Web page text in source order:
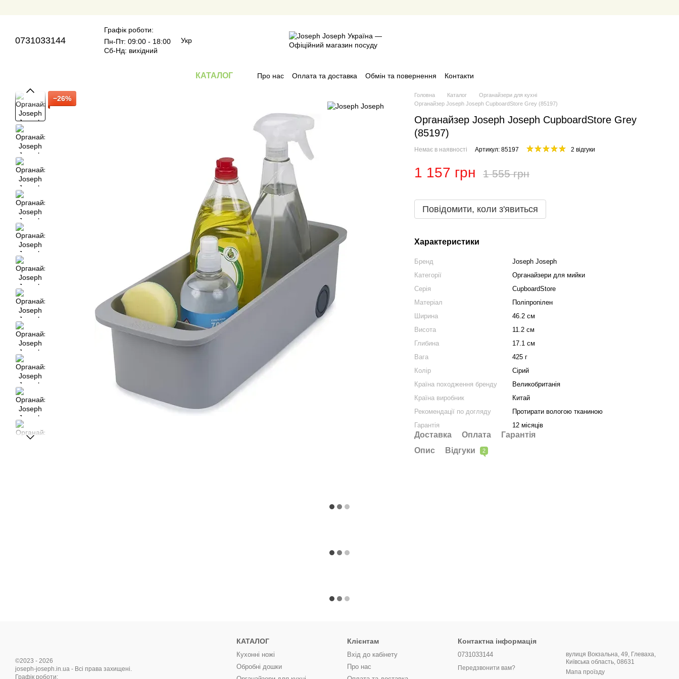
0731033144
Графік роботи:
Пн-Пт: 09:00 - 18:00
Сб-Нд: вихідний
Укр
КАТАЛОГ Про нас Оплата та доставка Обмін та повернення Контакти
−26% Головна Каталог
Органайзери для кухні
Органайзер Joseph Joseph CupboardStore Grey (85197)
Органайзер Joseph Joseph CupboardStore Grey
(85197)
Немає в наявності Артикул: 85197 2 відгуки
1 157 грн 1 555 грн
Повідомити, коли з'явиться
Характеристики
Бренд
Joseph Joseph
Категорії
Органайзери для мийки
Серія
CupboardStore
Матеріал
Поліпропілен
Ширина
46.2 см
Висота
11.2 см
Глибина
17.1 см
Вага
425 г
Колір
Сірий
Країна походження бренду
Великобританія
Країна виробник
Китай
Рекомендації по догляду
Протирати вологою тканиною
Гарантія
12 місяців
Доставка Оплата
Гарантія
Опис
Відгуки 2
©2023 - 2026
joseph-joseph.in.ua - Всі права захищені.
Графік роботи:
КАТАЛОГ
Кухонні ножі
Обробні дошки
Клієнтам
Вхід до кабінету
Про нас
Контактна інформація
0731033144
Передзвонити вам?
вулиця Вокзальна, 49, Глеваха,
Київська область, 08631
Мапа проїзду